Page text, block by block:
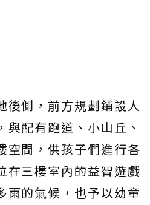
後側，前方規劃鋪設人
與配有跑道、小山丘、
空間，供孩子們進行各
在三樓室內的益智遊戲
雨的氣候，也予以幼童